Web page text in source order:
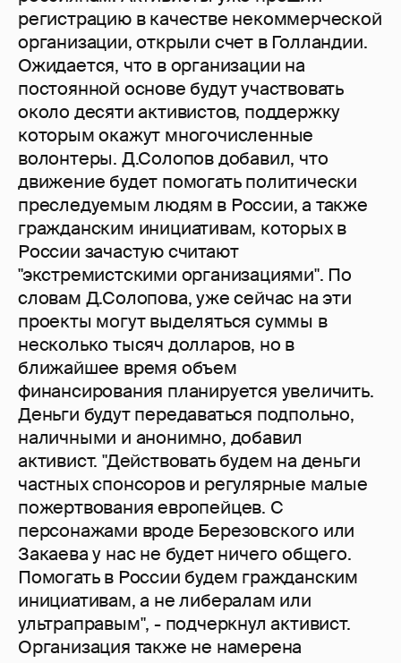
регистрацию в качестве некоммерческой
организации, открыли счет в Голландии.
Ожидается, что в организации на
постоянной основе будут участвовать
около десяти активистов, поддержку
которым окажут многочисленные
волонтеры. Д.Солопов добавил, что
движение будет помогать политически
преследуемым людям в России, а также
гражданским инициативам, которых в
России зачастую считают
"экстремистскими организациями". По
словам Д.Солопова, уже сейчас на эти
проекты могут выделяться суммы в
несколько тысяч долларов, но в
ближайшее время объем
финансирования планируется увеличить.
Деньги будут передаваться подпольно,
наличными и анонимно, добавил
активист. "Действовать будем на деньги
частных спонсоров и регулярные малые
пожертвования европейцев. С
персонажами вроде Березовского или
Закаева у нас не будет ничего общего.
Помогать в России будем гражданским
инициативам, а не либералам или
ультраправым", - подчеркнул активист.
Организация также не намерена